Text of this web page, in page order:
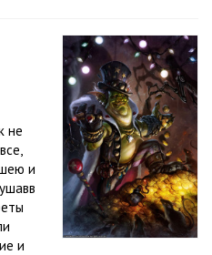
не
и
и